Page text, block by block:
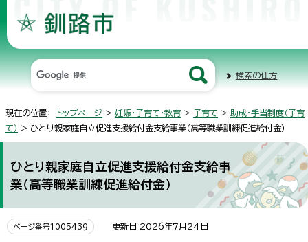
検索の仕方
現在の位置： トップページ > 妊娠・子育て・教育 > 子育て > 助成・手当制度（子育
て） > ひとり親家庭自立促進支援給付金支給事業（高等職業訓練促進給付金）
ひとり親家庭自立促進支援給付金支給事
業（高等職業訓練促進給付金）
ページ番号1005439 更新日 2026年7月24日